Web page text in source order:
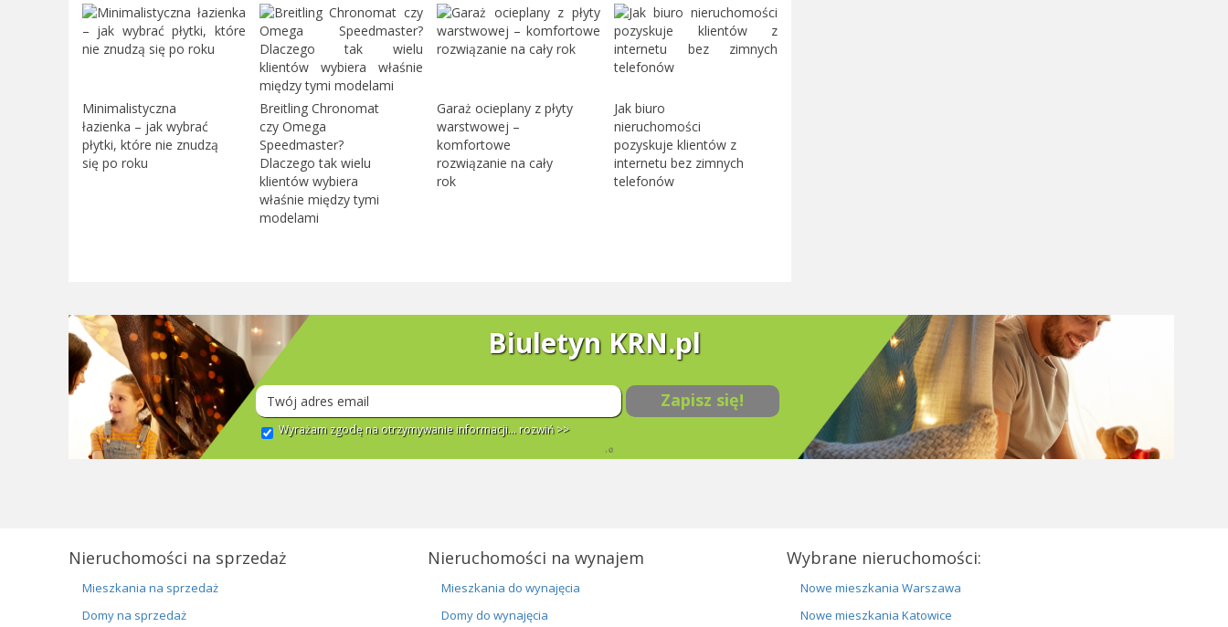
Minimalistyczna
łazienka – jak wybrać
płytki, które nie znudzą
się po roku
Breitling Chronomat
czy Omega
Speedmaster?
Dlaczego tak wielu
klientów wybiera
właśnie między tymi
modelami
Garaż ocieplany z płyty
warstwowej –
komfortowe
rozwiązanie na cały
rok
Jak biuro
nieruchomości
pozyskuje klientów z
internetu bez zimnych
telefonów
Biuletyn KRN.pl
Zapisz się!
Wyrażam zgodę na otrzymywanie informacji... rozwiń >>
Nieruchomości na sprzedaż
Mieszkania na sprzedaż
Domy na sprzedaż
Nieruchomości na wynajem
Mieszkania do wynajęcia
Domy do wynajęcia
Wybrane nieruchomości:
Nowe mieszkania Warszawa
Nowe mieszkania Katowice